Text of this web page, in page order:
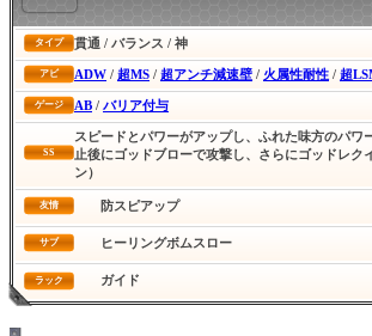
タイプ 貫通 / バランス / 神
アビ ADW / 超MS / 超アンチ減速壁 / 火属性耐性 / 超
ゲージ AB / バリア付与
SS
スピードとパワーがアップし、ふれた味方のパワ
止後にゴッドブローで攻撃し、さらにゴッドレク
ン）
友情 防スピアップ
サブ ヒーリングボムスロー
ラック ガイド